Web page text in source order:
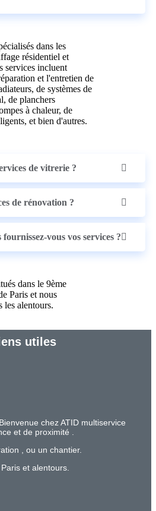
dans les
résidentiel et
services incluent
et l'entretien de
de systèmes de
de planchers
à chaleur, de
et bien d'autres.
de vitrerie ?
de rénovation ?
vous vos services ?
dans le 9ème
Paris et nous
les alentours.
utiles
chez ATID multiservice
et de proximité .
, ou un chantier.
et alentours.